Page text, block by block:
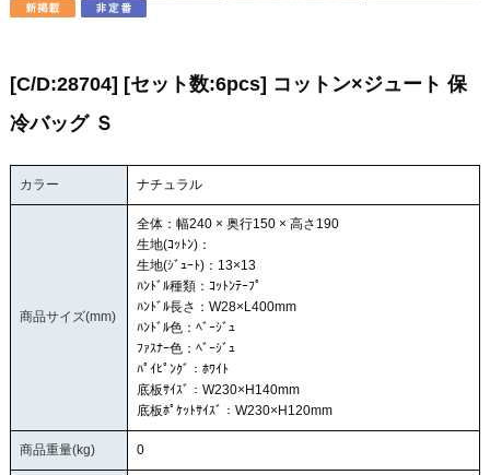
[C/D:28704] [セット数:6pcs] コットン×ジュート 保
冷バッグ Ｓ
カラー ナチュラル
商品サイズ(mm)
全体：幅240 × 奥行150 × 高さ190
生地(ｺｯﾄﾝ)：
生地(ｼﾞｭｰﾄ)：13×13
ﾊﾝﾄﾞﾙ種類：ｺｯﾄﾝﾃｰﾌﾟ
ﾊﾝﾄﾞﾙ長さ：W28×L400mm
ﾊﾝﾄﾞﾙ色：ﾍﾞｰｼﾞｭ
ﾌｧｽﾅｰ色：ﾍﾞｰｼﾞｭ
ﾊﾟｲﾋﾟﾝｸﾞ：ﾎﾜｲﾄ
底板ｻｲｽﾞ：W230×H140mm
底板ﾎﾟｹｯﾄｻｲｽﾞ：W230×H120mm
商品重量(kg) 0